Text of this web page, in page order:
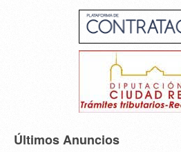
Últimos Anuncios